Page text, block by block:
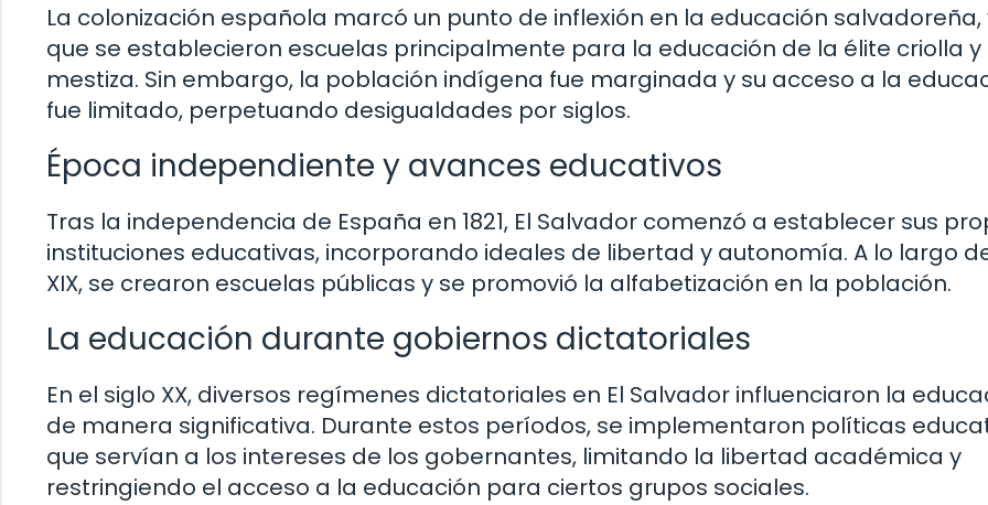
La colonización española marcó un punto de inflexión en la educación salvadoreña,
que se establecieron escuelas principalmente para la educación de la élite criolla y
mestiza. Sin embargo, la población indígena fue marginada y su acceso a la
fue limitado, perpetuando desigualdades por siglos.
Época independiente y avances educativos
Tras la independencia de España en 1821, El Salvador comenzó a establecer sus
instituciones educativas, incorporando ideales de libertad y autonomía. A lo largo
XIX, se crearon escuelas públicas y se promovió la alfabetización en la población.
La educación durante gobiernos dictatoriales
En el siglo XX, diversos regímenes dictatoriales en El Salvador influenciaron la
de manera significativa. Durante estos períodos, se implementaron políticas
que servían a los intereses de los gobernantes, limitando la libertad académica y
restringiendo el acceso a la educación para ciertos grupos sociales.